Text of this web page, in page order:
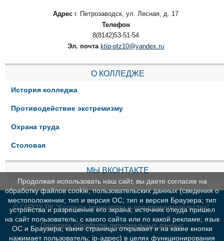
Адрес г. Петрозаводск, ул. Лесная, д. 17
Телефон
8(8142)53-51-54
Эл. почта ktip-ptz10@yandex.ru
О КОЛЛЕДЖЕ
История колледжа
Противодействие экстремизму
Охрана труда
Столовая
МЫ ВКОНТАКТЕ
© ГАПОУ РК "Колледж технологии и предпринимательства"
Политика обработки персональных данных
Продолжая использовать наш сайт, вы даете согласие на
обработку файлов cookie, пользовательских данных (сведения о
местоположении; тип и версия ОС; тип и версия Браузера; тип
устройства и разрешение его экрана; источник откуда пришел
на сайт пользователь; с какого сайта или по какой рекламе; язык
ОС и Браузера; какие страницы открывает и на какие кнопки
нажимает пользователь; ip-адрес) в целях функционирования